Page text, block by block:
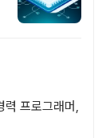
프로그래머,